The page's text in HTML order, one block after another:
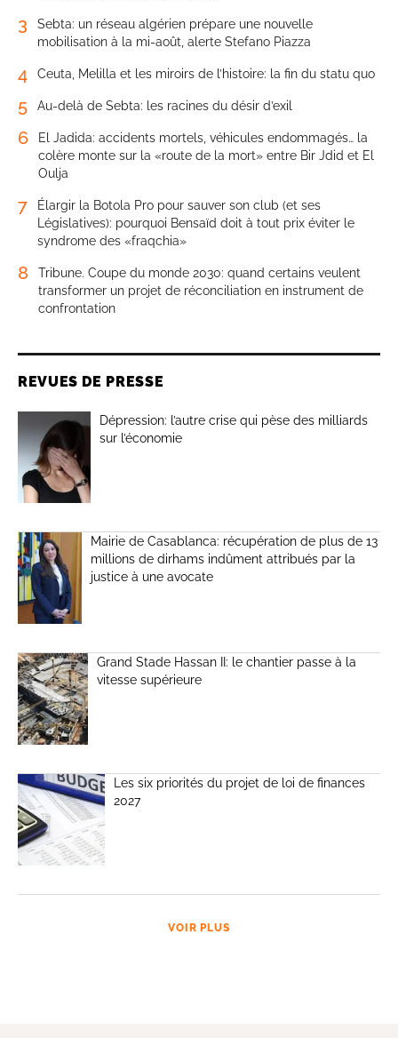
3
Sebta: un réseau algérien prépare une nouvelle
mobilisation à la mi-août, alerte Stefano Piazza
4 Ceuta, Melilla et les miroirs de l’histoire: la fin du statu quo
5 Au-delà de Sebta: les racines du désir d’exil
6
El Jadida: accidents mortels, véhicules endommagés… la
colère monte sur la «route de la mort» entre Bir Jdid et El
Oulja
7
Élargir la Botola Pro pour sauver son club (et ses
Législatives): pourquoi Bensaïd doit à tout prix éviter le
syndrome des «fraqchia»
8
Tribune. Coupe du monde 2030: quand certains veulent
transformer un projet de réconciliation en instrument de
confrontation
REVUES DE PRESSE
Dépression: l’autre crise qui pèse des milliards
sur l’économie
Mairie de Casablanca: récupération de plus de 13
millions de dirhams indûment attribués par la
justice à une avocate
Grand Stade Hassan II: le chantier passe à la
vitesse supérieure
Les six priorités du projet de loi de finances
2027
VOIR PLUS